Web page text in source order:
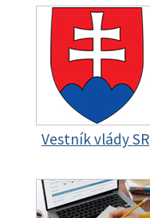
Vestník vlády SR